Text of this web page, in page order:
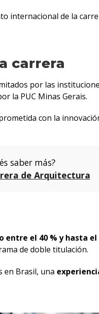
internacional de la
carrera
por las
la PUC Minas Gerais.
con la
saber más?
de Arquitectura
el 40 % y hasta
de doble titulación.
en Brasil, una